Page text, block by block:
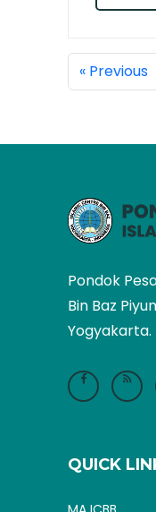
« Previous
Pondok
Bin Baz
Yogyakarta.
QUICK